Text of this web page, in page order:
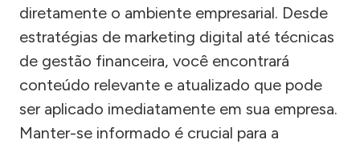
diretamente o ambiente empresarial. Desde
estratégias de marketing digital até técnicas
de gestão financeira, você encontrará
conteúdo relevante e atualizado que pode
ser aplicado imediatamente em sua empresa.
Manter-se informado é crucial para a